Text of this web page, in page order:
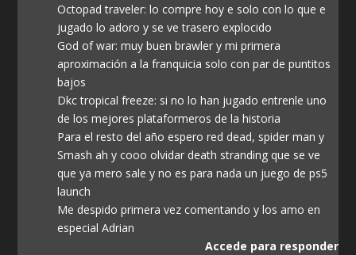
Octopad traveler: lo compre hoy e solo con lo que e
jugado lo adoro y se ve trasero explocido
God of war: muy buen brawler y mi primera
aproximación a la franquicia solo con par de puntitos
bajos
Dkc tropical freeze: si no lo han jugado entrenle uno
de los mejores plataformeros de la historia
Para el resto del año espero red dead, spider man y
Smash ah y cooo olvidar death stranding que se ve
que ya mero sale y no es para nada un juego de ps5
launch
Me despido primera vez comentando y los amo en
especial Adrian
Accede para responder